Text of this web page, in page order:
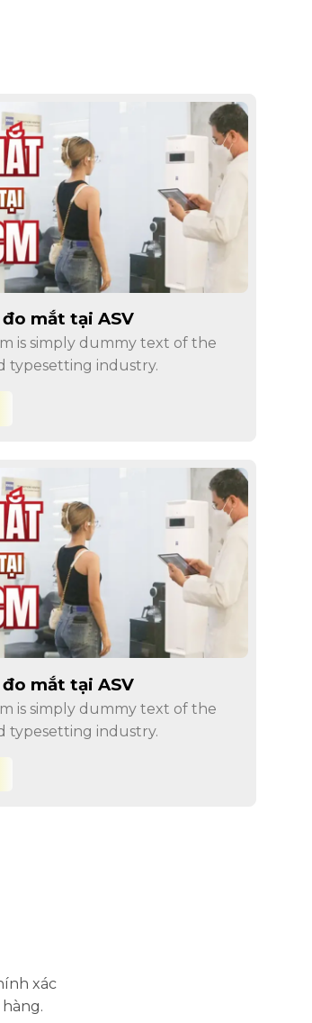
mắt tại ASV
is simply dummy text of the
typesetting industry.
mắt tại ASV
is simply dummy text of the
typesetting industry.
xác